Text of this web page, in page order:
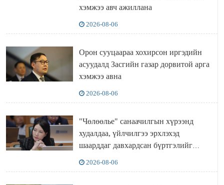
хэмжээ авч ажиллана
2026-08-06
Орон сууцаараа хохирсон иргэдийн
асуудалд Засгийн газар дорвитой арга
хэмжээ авна
2026-08-06
"Чөлөөлье" санаачилгын хүрээнд
худалдаа, үйлчилгээ эрхлэхэд
шаарддаг давхардсан бүртгэлийг
2026-08-06